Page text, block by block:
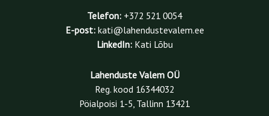
Telefon: +372 521 0054
E-post:kati@lahendustevalem.ee
LinkedIn: Kati Lõbu
Lahenduste Valem OÜ
Reg. kood 16344032
Pöialpoisi 1-5, Tallinn 13421